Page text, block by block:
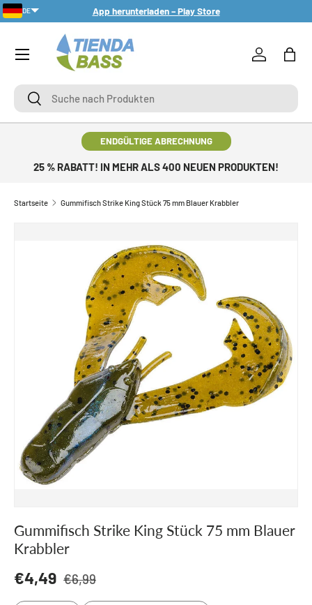
DIREKT ZUM INHALT
App herunterladen – Play Store
SucheSuche
Einloggen
ENDGÜLTIGE ABRECHNUNG
25 % RABATT! IN MEHR ALS 400 NEUEN PRODUKTEN!
Startseite Gummifisch Strike King Stück 75 mm Blauer Krabbler
ZU PRODUKTINFORMATIONEN SPRINGEN
Gummifisch Strike King Stück 75 mm Blauer
Krabbler
Verkaufspreis
€4,49 Normaler Preis
€6,99
DE